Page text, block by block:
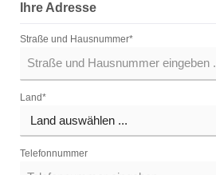
Ihre Adresse
Straße und Hausnummer*
Land*
Telefonnummer